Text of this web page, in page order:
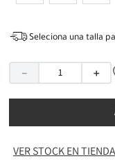
Seleciona una talla
＋
－
VER STOCK EN